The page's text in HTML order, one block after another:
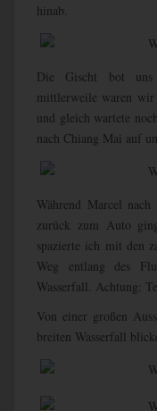
hinab.
Die Gischt bot uns
mittlerweile waren wir
und gleich wartete
nach Chiang Mai auf
Während Marcel
zurück zum Auto
spazierte ich mit den
Weg entlang des
Wasserfall. Achtung:
Von einer großen
breiten Wasserfall